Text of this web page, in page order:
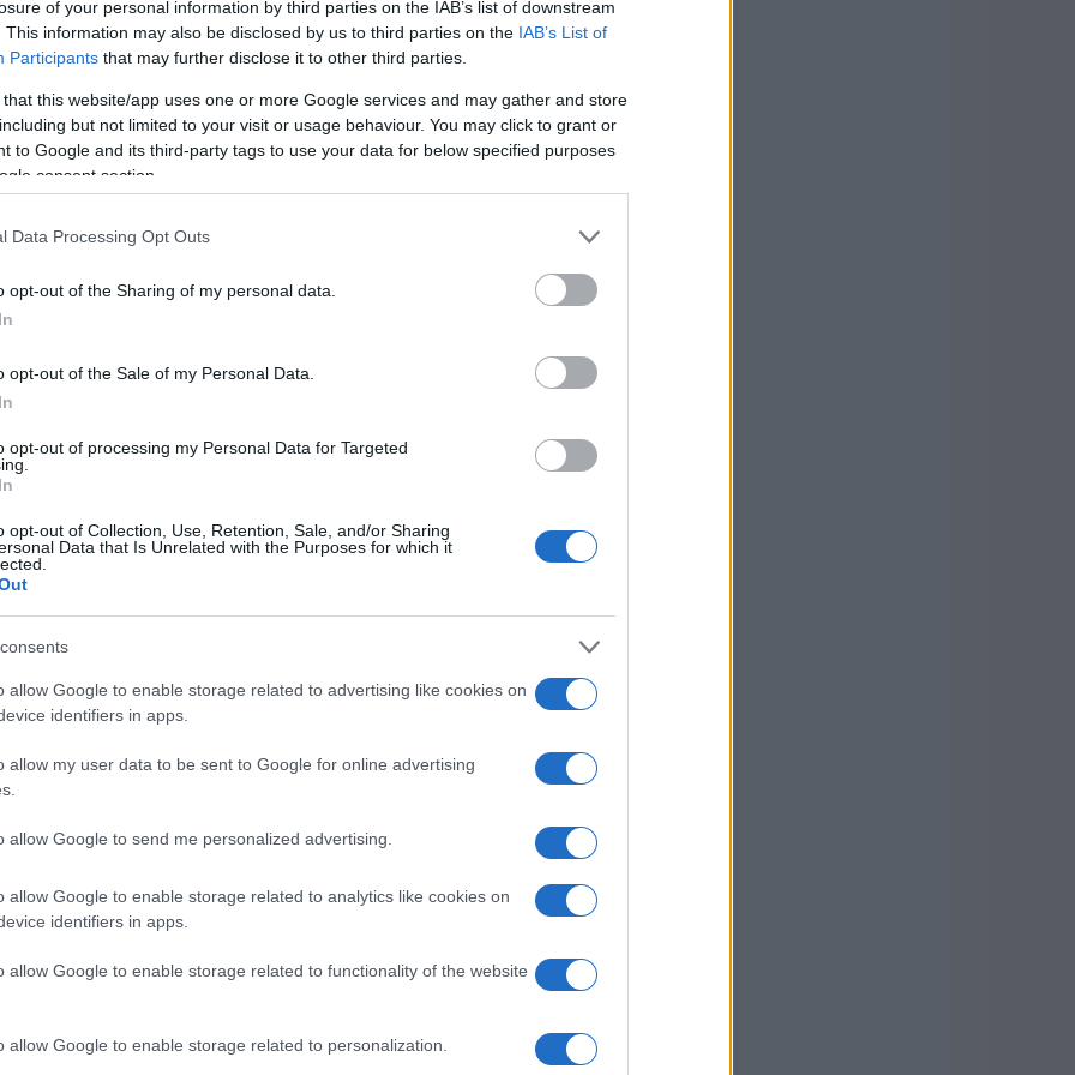
of your personal information by third parties on the IAB’s list of downstream
This information may also be disclosed by us to third parties on the IAB’s List of
Participants that may further disclose it to other third parties.
that this website/app uses one or more Google services and may gather and store
but not limited to your visit or usage behaviour. You may click to grant or
to Google and its third-party tags to use your data for below specified purposes
consent section.
Data Processing Opt Outs
opt-out of the Sharing of my personal data.
opt-out of the Sale of my Personal Data.
opt-out of processing my Personal Data for Targeted
opt-out of Collection, Use, Retention, Sale, and/or Sharing
Data that Is Unrelated with the Purposes for which it
allow Google to enable storage related to advertising like cookies on
identifiers in apps.
allow my user data to be sent to Google for online advertising
allow Google to send me personalized advertising.
allow Google to enable storage related to analytics like cookies on
identifiers in apps.
allow Google to enable storage related to functionality of the website
allow Google to enable storage related to personalization.
come on”, si presenta come una ballata
più sensibili dell’animo umano. Scritto
e prodotto da Drew Erickson, il brano affronta
la consapevolezza di sé. La canzone si
che invita l’ascoltatore a immergersi
on’
che giunge al termine, un momento di
che non può più salvare l’altra persona.